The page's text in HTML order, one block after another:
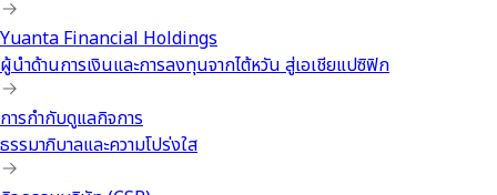
Yuanta Financial Holdings
ผู้นำด้านการเงินและการลงทุนจากไต้หวัน สู่เอเชียแปซิฟิก
การกำกับดูแลกิจการ
ธรรมาภิบาลและความโปร่งใส